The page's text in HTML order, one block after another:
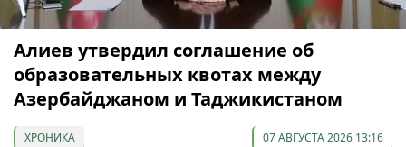
Алиев утвердил соглашение об
образовательных квотах между
Азербайджаном и Таджикистаном
ХРОНИКА 07 АВГУСТА 2026 13:16